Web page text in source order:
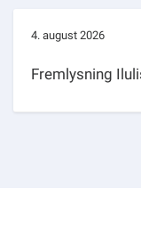
4. august 2026
Fremlysning